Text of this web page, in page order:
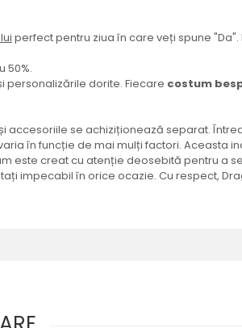
perfect pentru ziua în care veți spune "Da".
50%.
personalizările dorite. Fiecare costum
accesoriile se achiziționează separat.
în funcție de mai mulți factori. Aceasta
este creat cu atenție deosebită pentru a
impecabil în orice ocazie. Cu respect,